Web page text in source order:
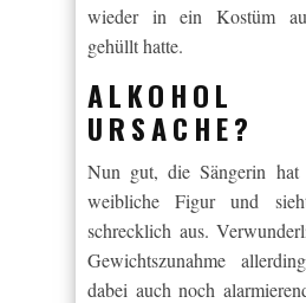
wieder in ein Kostüm
gehüllt hatte.
URSACHE?
Nun gut, die Sängerin
weibliche Figur und
schrecklich aus.
Gewichtszunahme
dabei auch noch